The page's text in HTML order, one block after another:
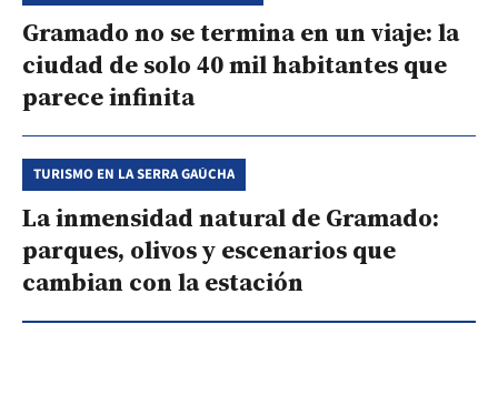
Gramado no se termina en un viaje: la
ciudad de solo 40 mil habitantes que
parece infinita
TURISMO EN LA SERRA GAÚCHA
La inmensidad natural de Gramado:
parques, olivos y escenarios que
cambian con la estación